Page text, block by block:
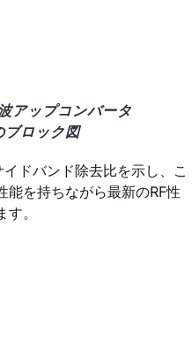
アップコンバータ
ロック図
ドバンド除去比を示し、こ
能を持ちながら最新のRF性
。